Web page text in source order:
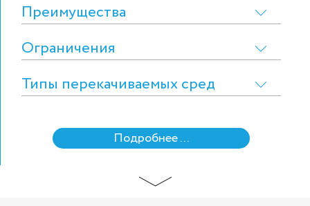
Преимущества
Ограничения
Типы перекачиваемых сред
Подробнее ...